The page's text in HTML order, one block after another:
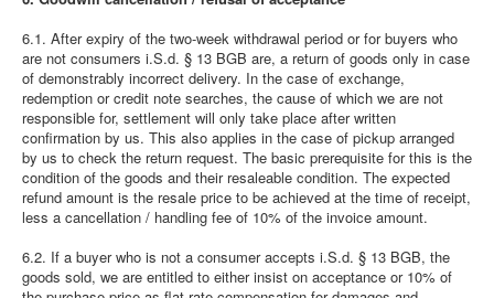
6.1. After expiry of the two-week withdrawal period or for buyers who
are not consumers i.S.d. § 13 BGB are, a return of goods only in case
of demonstrably incorrect delivery. In the case of exchange,
redemption or credit note searches, the cause of which we are not
responsible for, settlement will only take place after written
confirmation by us. This also applies in the case of pickup arranged
by us to check the return request. The basic prerequisite for this is the
condition of the goods and their resaleable condition. The expected
refund amount is the resale price to be achieved at the time of receipt,
less a cancellation / handling fee of 10% of the invoice amount.
6.2. If a buyer who is not a consumer accepts i.S.d. § 13 BGB, the
goods sold, we are entitled to either insist on acceptance or 10% of